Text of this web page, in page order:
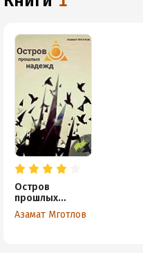
Остров
прошлых
надежд
Азамат Мготлов